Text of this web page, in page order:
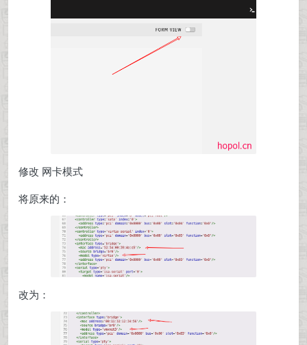
修改 网卡模式
将原来的：
改为：